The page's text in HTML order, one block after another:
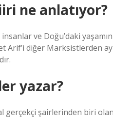
ne anlatıyor?
ve Doğu’daki
diğer Marksistlerden
yazar?
şairlerinden biri